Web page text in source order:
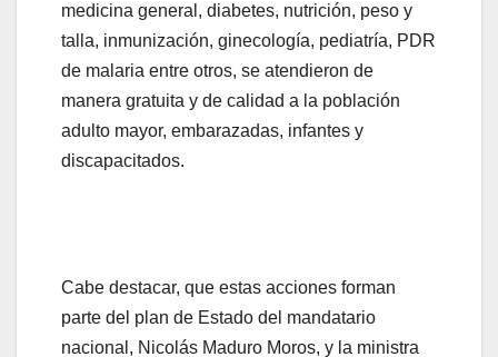
medicina general, diabetes, nutrición, peso y
talla, inmunización, ginecología, pediatría, PDR
de malaria entre otros, se atendieron de
manera gratuita y de calidad a la población
adulto mayor, embarazadas, infantes y
discapacitados.
Cabe destacar, que estas acciones forman
parte del plan de Estado del mandatario
nacional, Nicolás Maduro Moros, y la ministra